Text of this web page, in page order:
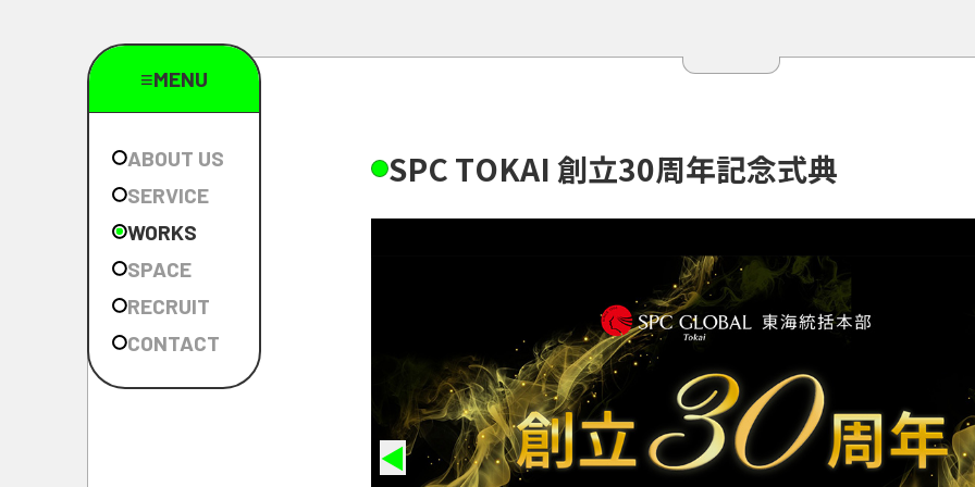
≡MENU
ABOUT US
SERVICE
WORKS
SPACE
RECRUIT
CONTACT
SPC TOKAI 創立30周年記念式典
◀